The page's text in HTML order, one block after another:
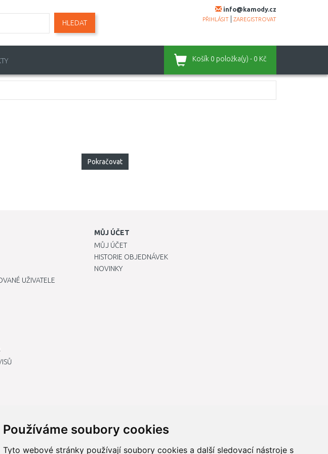
Používáme soubory cookies
Tyto webové stránky používají soubory cookies a další sledovací nástroje s
info@kamody.cz
PŘIHLÁSIT ZAREGISTROVAT
HLEDAT
Košík 0 položka(y) - 0 Kč
Pokračovat
UŽIVATELE
MŮJ ÚČET
MŮJ ÚČET
HISTORIE OBJEDNÁVEK
NOVINKY